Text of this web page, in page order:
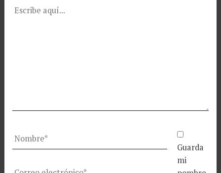
Escribe
Nombre*
Correo
Guarda
mi